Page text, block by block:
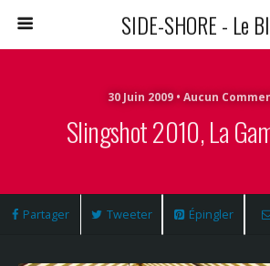
SIDE-SHORE - Le
30 Juin 2009 • Aucun
Slingshot 2010, La
Partager Tweeter Épingler